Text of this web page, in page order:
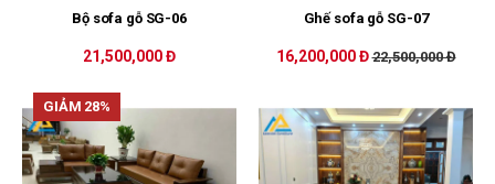
Bộ sofa gỗ SG-06
21,500,000 Đ
Ghế sofa gỗ SG-07
16,200,000 Đ 22,500,000 Đ
GIẢM 28%